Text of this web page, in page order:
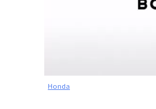
Honda